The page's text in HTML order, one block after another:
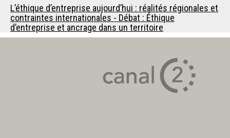
L’éthique d’entreprise aujourd’hui : réalités régionales et
contraintes internationales - Débat : Éthique
d’entreprise et ancrage dans un territoire